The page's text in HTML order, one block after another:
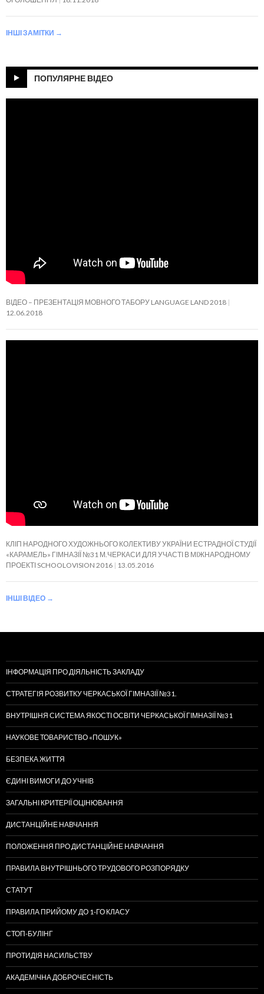
ІНШІ ЗАМІТКИ →
ПОПУЛЯРНЕ ВІДЕО
ВІДЕО – ПРЕЗЕНТАЦІЯ МОВНОГО ТАБОРУ LANGUAGE LAND 2018
12.06.2018
КЛІП НАРОДНОГО ХУДОЖНЬОГО КОЛЕКТИВУ УКРАЇНИ ЕСТРАДНОЇ СТУДІЇ
«КАРАМЕЛЬ» ГІМНАЗІЇ №31 М.ЧЕРКАСИ ДЛЯ УЧАСТІ В МІЖНАРОДНОМУ
ПРОЕКТІ SCHOOLOVISION 2016
13.05.2016
ІНШІ ВІДЕО →
ІНФОРМАЦІЯ ПРО ДІЯЛЬНІСТЬ ЗАКЛАДУ
СТРАТЕГІЯ РОЗВИТКУ ЧЕРКАСЬКОЇ ГІМНАЗІЇ №31.
ВНУТРІШНЯ СИСТЕМА ЯКОСТІ ОСВІТИ ЧЕРКАСЬКОЇ ГІМНАЗІЇ №31
НАУКОВЕ ТОВАРИСТВО «ПОШУК»
БЕЗПЕКА ЖИТТЯ
ЄДИНІ ВИМОГИ ДО УЧНІВ
ЗАГАЛЬНІ КРИТЕРІЇ ОЦІНЮВАННЯ
ДИСТАНЦІЙНЕ НАВЧАННЯ
ПОЛОЖЕННЯ ПРО ДИСТАНЦІЙНЕ НАВЧАННЯ
ПРАВИЛА ВНУТРІШНЬОГО ТРУДОВОГО РОЗПОРЯДКУ
СТАТУТ
ПРАВИЛА ПРИЙОМУ ДО 1-ГО КЛАСУ
СТОП-БУЛІНГ
ПРОТИДІЯ НАСИЛЬСТВУ
АКАДЕМІЧНА ДОБРОЧЕСНІСТЬ